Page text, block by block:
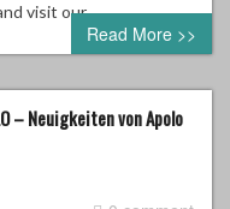
visit our…
Read More >>
– Neuigkeiten von Apolo